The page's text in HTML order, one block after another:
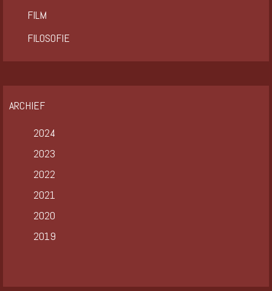
FILM
FILOSOFIE
ARCHIEF
2024
2023
2022
2021
2020
2019